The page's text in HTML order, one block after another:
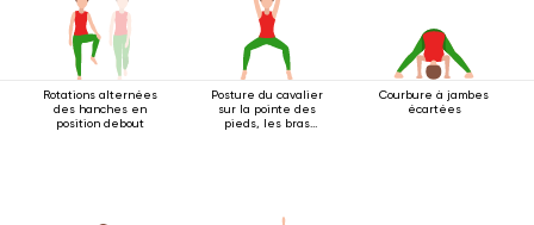
Rotations alternées
des hanches en
position debout
Posture du cavalier
sur la pointe des
pieds, les bras
Courbure à jambes
écartées